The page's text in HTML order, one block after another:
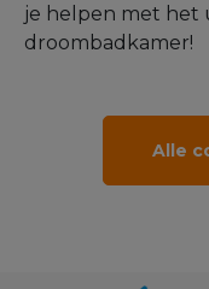
je helpen met het
droombadkamer!
Alle